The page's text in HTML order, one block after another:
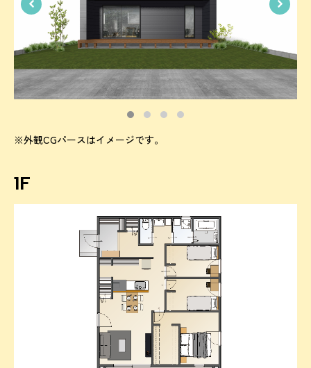
※外観CGパースはイメージです。
1F